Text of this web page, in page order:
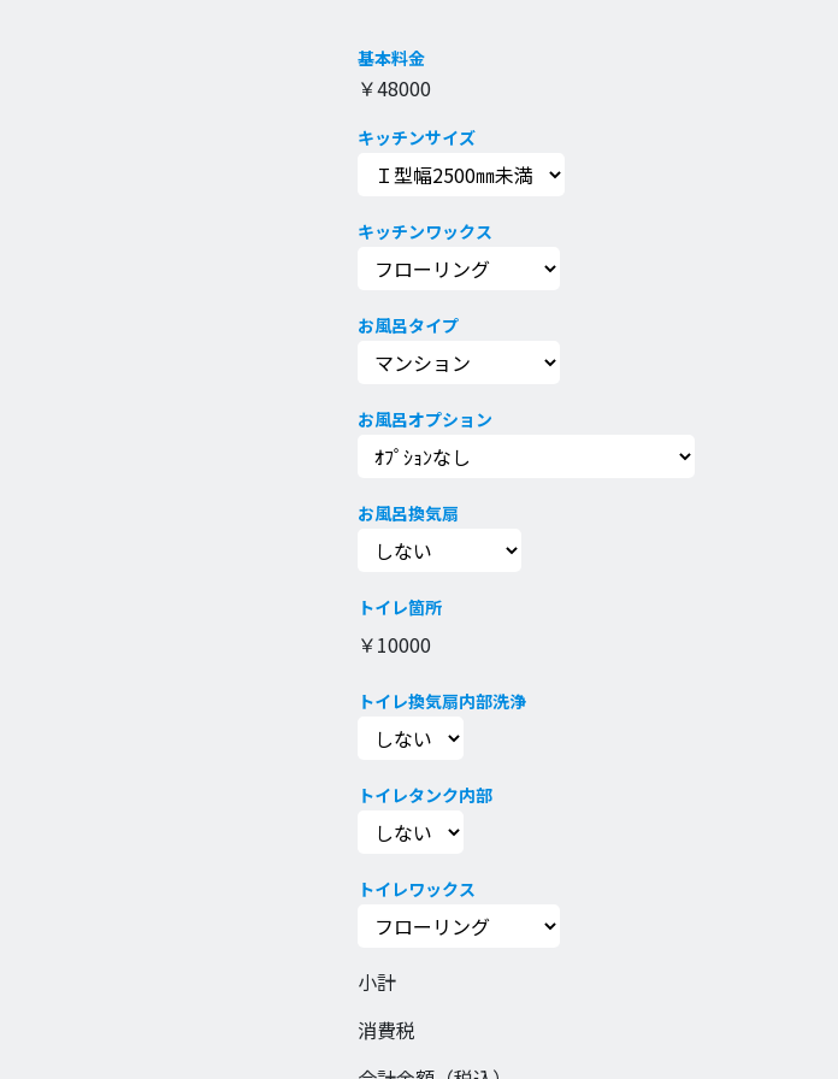
基本料金
￥48000
キッチンサイズ
キッチンワックス
お風呂タイプ
お風呂オプション
お風呂換気扇
トイレ箇所
￥10000
トイレ換気扇内部洗浄
トイレタンク内部
トイレワックス
小計
消費税